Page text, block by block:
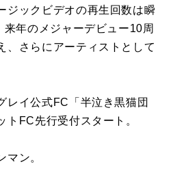
ジックビデオの再生回数は瞬
来年のメジャーデビュー10周
、さらにアーティストとして
レイ公式FC「半泣き黒猫団
トFC先行受付スタート。
マン。